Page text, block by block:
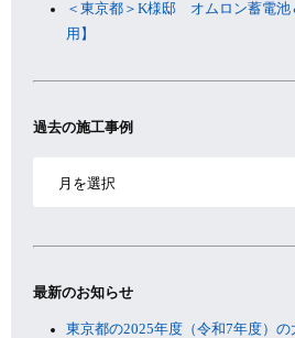
＜東京都＞K様邸 オムロン蓄電
用】
過去の施工事例
最新のお知らせ
東京都の2025年度（令和7年度）